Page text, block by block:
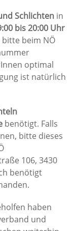
Schlichten in
bis 20:00 Uhr
beim NÖ
optimal
ist natürlich
benötigt. Falls
bitte dieses
106, 3430
benötigt
haben
und